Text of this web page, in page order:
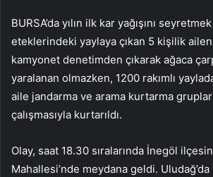
BURSA’da yılın ilk kar yağışını
eteklerindeki yaylaya çıkan 5 kişilik
kamyonet denetimden çıkarak ağaca
yaralanan olmazken, 1200 rakımlı
aile jandarma ve arama kurtarma
çalışmasıyla kurtarıldı.
Olay, saat 18.30 sıralarında İnegöl
Mahallesi’nde meydana geldi. Uludağ’da